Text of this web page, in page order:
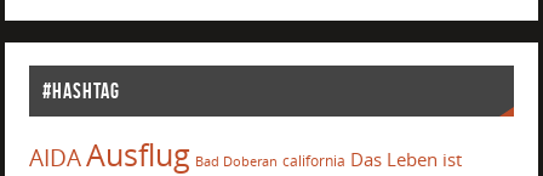
#Hashtag
AIDAAusflug Bad Doberan california Das Leben ist